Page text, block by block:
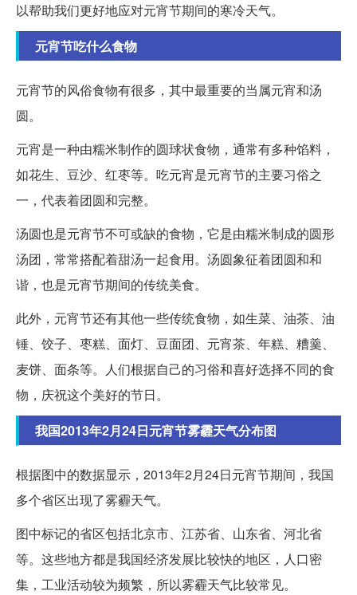
以帮助我们更好地应对元宵节期间的寒冷天气。
元宵节吃什么食物
元宵节的风俗食物有很多，其中最重要的当属元宵和汤
圆。
元宵是一种由糯米制作的圆球状食物，通常有多种馅料，
如花生、豆沙、红枣等。吃元宵是元宵节的主要习俗之
一，代表着团圆和完整。
汤圆也是元宵节不可或缺的食物，它是由糯米制成的圆形
汤团，常常搭配着甜汤一起食用。汤圆象征着团圆和和
谐，也是元宵节期间的传统美食。
此外，元宵节还有其他一些传统食物，如生菜、油茶、油
锤、饺子、枣糕、面灯、豆面团、元宵茶、年糕、糟羹、
麦饼、面条等。人们根据自己的习俗和喜好选择不同的食
物，庆祝这个美好的节日。
我国2013年2月24日元宵节雾霾天气分布图
根据图中的数据显示，2013年2月24日元宵节期间，我国
多个省区出现了雾霾天气。
图中标记的省区包括北京市、江苏省、山东省、河北省
等。这些地方都是我国经济发展比较快的地区，人口密
集，工业活动较为频繁，所以雾霾天气比较常见。